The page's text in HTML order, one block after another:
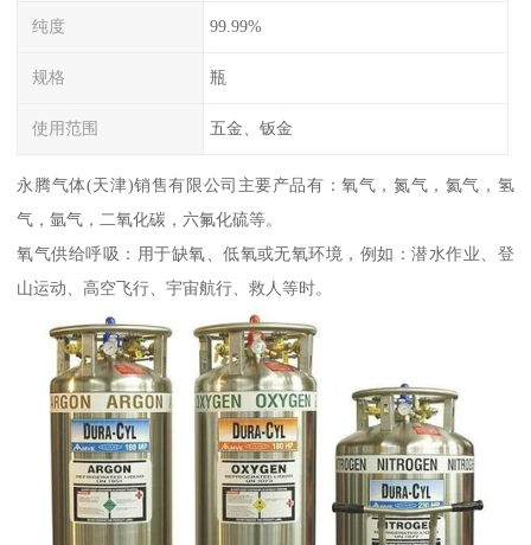
纯度 99.99%
规格 瓶
使用范围 五金、钣金
永腾气体(天津)销售有限公司主要产品有：氧气，氮气，氦气，氢
气，氩气，二氧化碳，六氟化硫等。
氧气供给呼吸：用于缺氧、低氧或无氧环境，例如：潜水作业、登
山运动、高空飞行、宇宙航行、救人等时。